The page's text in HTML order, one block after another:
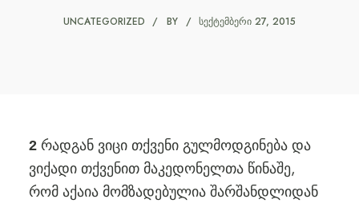
UNCATEGORIZED BY ᲡᲔᲥᲢᲔᲛᲑᲔᲠᲘ 27, 2015
2 რადგან ვიცი თქვენი გულმოდგინება და
ვიქადი თქვენით მაკედონელთა წინაშე,
რომ აქაია მომზადებულია შარშანდლიდან